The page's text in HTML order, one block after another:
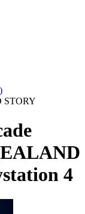
STORY
4